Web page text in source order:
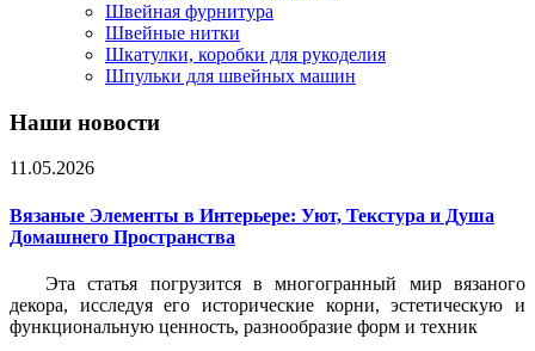
Швейная фурнитура
Швейные нитки
Шкатулки, коробки для рукоделия
Шпульки для швейных машин
Наши новости
11.05.2026
Вязаные Элементы в Интерьере: Уют, Текстура и Душа
Домашнего Пространства
Эта статья погрузится в многогранный мир вязаного
декора, исследуя его исторические корни, эстетическую и
функциональную ценность, разнообразие форм и техник